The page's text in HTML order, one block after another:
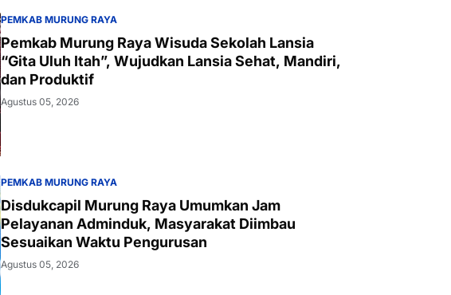
PEMKAB MURUNG RAYA
Pemkab Murung Raya Wisuda Sekolah Lansia
“Gita Uluh Itah”, Wujudkan Lansia Sehat, Mandiri,
dan Produktif
Agustus 05, 2026
PEMKAB MURUNG RAYA
Disdukcapil Murung Raya Umumkan Jam
Pelayanan Adminduk, Masyarakat Diimbau
Sesuaikan Waktu Pengurusan
Agustus 05, 2026